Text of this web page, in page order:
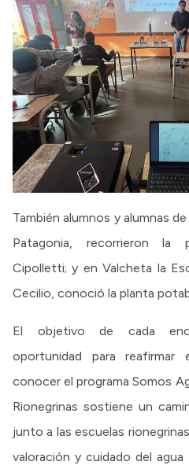
También alumnos y alumnas
Patagonia, recorrieron la
Cipolletti; y en Valcheta la
Cecilio, conoció la planta
El objetivo de cada
oportunidad para reafirmar
conocer el programa Somos
Rionegrinas sostiene un
junto a las escuelas
valoración y cuidado del